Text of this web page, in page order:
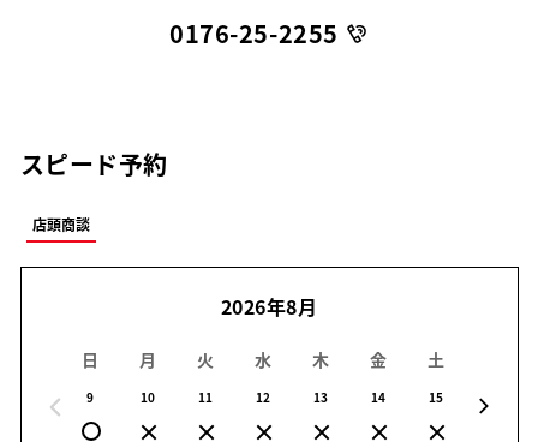
0176-25-2255
スピード予約
店頭商談
2026年8月
日
9
月
10
火
11
水
12
木
13
金
14
土
15